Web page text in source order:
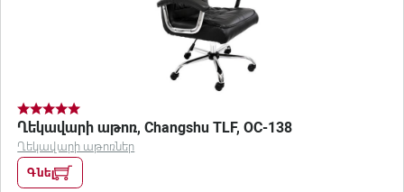
Ղեկավարի աթոռ, Changshu TLF, OC-138
Ղեկավարի աթոռներ
Գնել